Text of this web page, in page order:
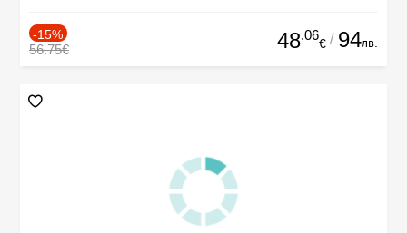
-15%
56.75€ 48.06
€ / 94лв.